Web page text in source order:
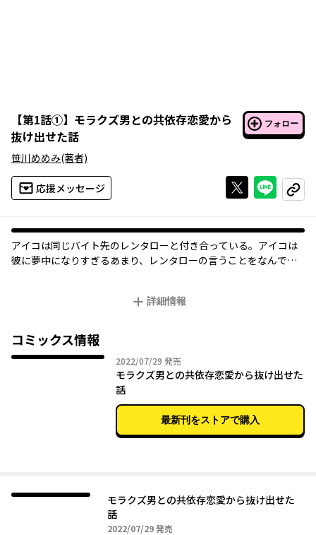
【第1話①】 モラクズ男との共依存恋愛から
抜け出せた話
フォロー
笹川めめみ(著者)
応援メッセージ Xで投稿する
ライン
コピー
アイコは同じバイト先のレンタローと付き合っている。アイコは
彼に夢中になりすぎるあまり、レンタローの言うことをなんでも
に甘えて、横柄で我が儘な態度を取り…。こんな男と一緒にい
詳細情報
コミックス情報
2022/07/29 2022年07月29日
発売
モラクズ男との共依存恋愛から抜け出せた
話
最新刊をストアで購入
モラクズ男との共依存恋愛から抜け出せた
話
2022/07/292022年07月29日
発売